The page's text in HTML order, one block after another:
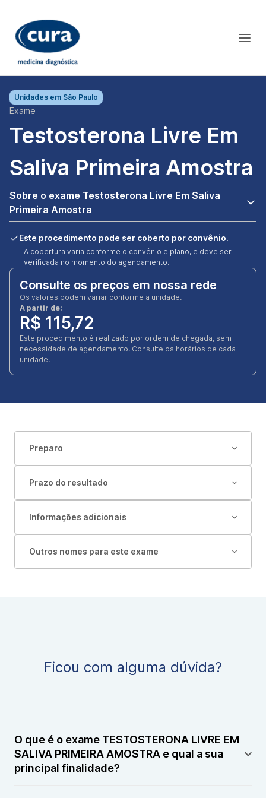
Unidades em São Paulo
Exame
Testosterona Livre Em
Saliva Primeira Amostra
Sobre o exame Testosterona Livre Em Saliva
Primeira Amostra
Este procedimento pode ser coberto por convênio.
A cobertura varia conforme o convênio e plano, e deve ser
verificada no momento do agendamento.
Consulte os preços em nossa rede
Os valores podem variar conforme a unidade.
A partir de:
R$ 115,72
Este procedimento é realizado por ordem de chegada, sem
necessidade de agendamento. Consulte os horários de cada
unidade.
Preparo
Prazo do resultado
Informações adicionais
Outros nomes para este exame
Ficou com alguma dúvida?
O que é o exame TESTOSTERONA LIVRE EM
SALIVA PRIMEIRA AMOSTRA e qual a sua
principal finalidade?